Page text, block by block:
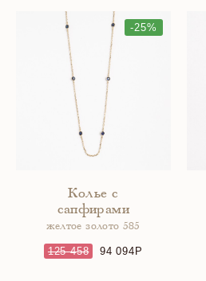
-25%
Колье с
сапфирами
желтое золото 585
125 458 94 094